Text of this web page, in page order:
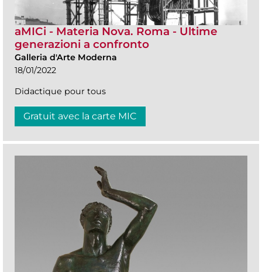
aMICi - Materia Nova. Roma - Ultime
generazioni a confronto
Galleria d'Arte Moderna
18/01/2022
Didactique pour tous
Gratuit avec la carte MIC